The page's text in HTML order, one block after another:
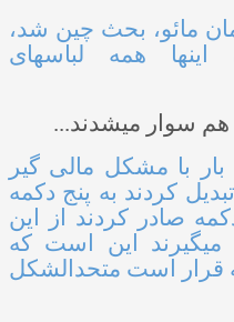
مائو، بحث چین شد،
همه لباس­های
هم سوار می­شدند...
با مشکل مالی گیر
کردند به پنج دکمه
صادر کردند از این
این است که
قرار است متحدالشکل